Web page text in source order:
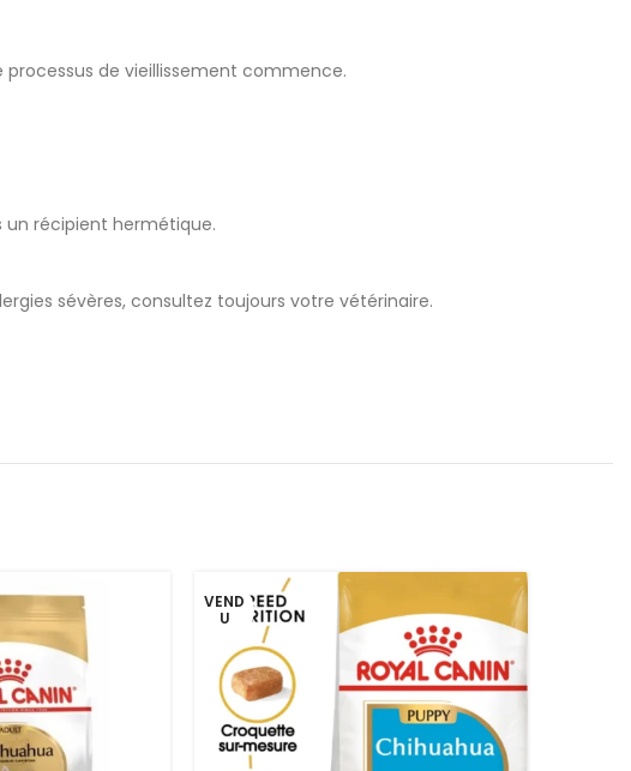
de vieillissement commence.
un récipient hermétique.
sévères, consultez toujours votre vétérinaire.
VEND
U